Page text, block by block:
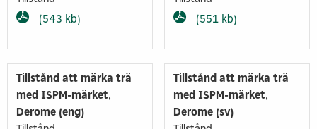
(543 kb)
(551 kb)
Tillstånd att märka trä
med ISPM-märket,
Derome (eng)
Tillstånd att märka trä
med ISPM-märket,
Derome (sv)